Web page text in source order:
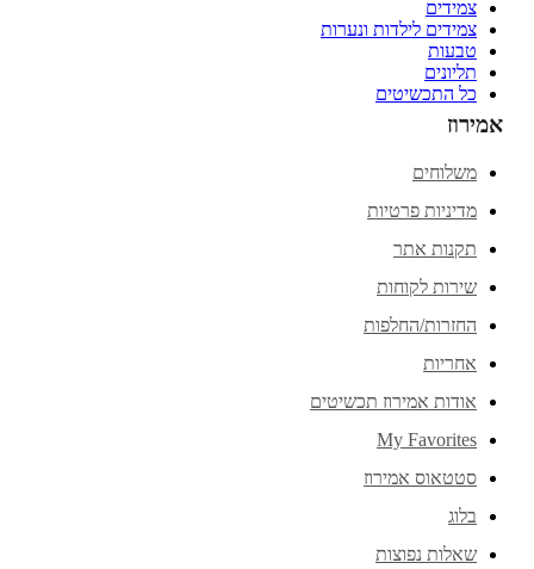
צמידים
צמידים לילדות ונערות
טבעות
תליונים
כל התכשיטים
אמירוז
משלוחים
מדיניות פרטיות
תקנות אתר
שירות לקוחות
החזרות/החלפות
אחריות
אודות אמירוז תכשיטים
My Favorites
סטטאוס אמירוז
בלוג
שאלות נפוצות